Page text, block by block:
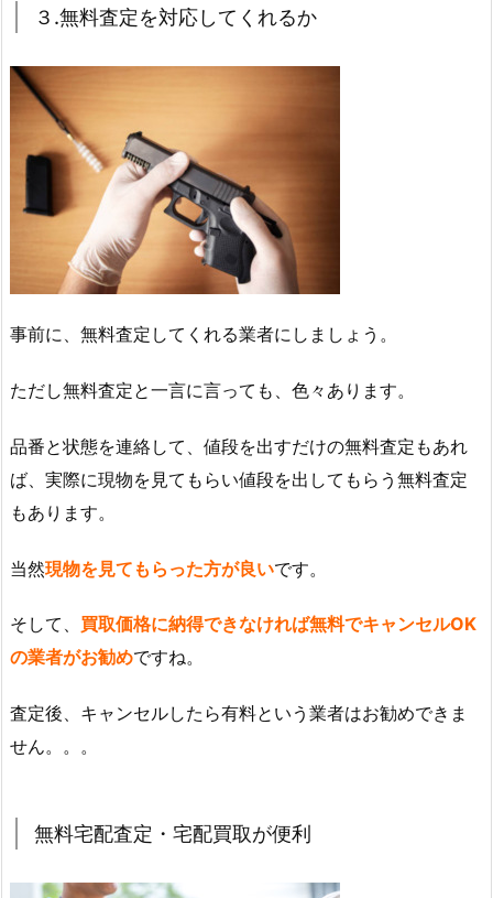
３.無料査定を対応してくれるか
事前に、無料査定してくれる業者にしましょう。
ただし無料査定と一言に言っても、色々あります。
品番と状態を連絡して、値段を出すだけの無料査定もあれ
ば、実際に現物を見てもらい値段を出してもらう無料査定
もあります。
当然現物を見てもらった方が良いです。
そして、 買取価格に納得できなければ無料でキャンセルOK
の業者がお勧めですね。
査定後、キャンセルしたら有料という業者はお勧めできま
せん。。。
無料宅配査定・宅配買取が便利